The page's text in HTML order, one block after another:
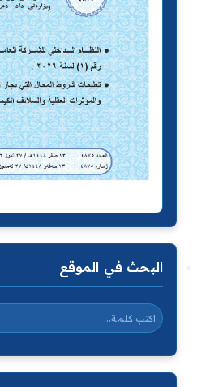
البحث في الموقع